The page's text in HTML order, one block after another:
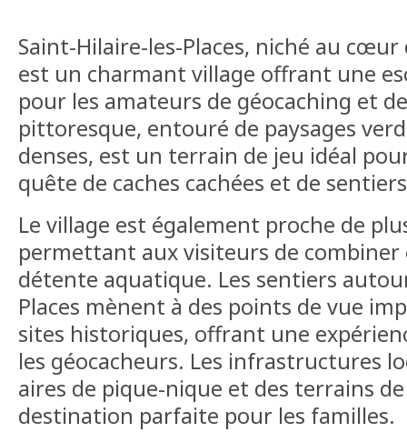
Saint-Hilaire-les-Places, niché au
est un charmant village offrant une
pour les amateurs de géocaching et
pittoresque, entouré de paysages
denses, est un terrain de jeu idéal
quête de caches cachées et de
Le village est également proche de
permettant aux visiteurs de
détente aquatique. Les sentiers
Places mènent à des points de vue
sites historiques, offrant une
les géocacheurs. Les infrastructures
aires de pique-nique et des terrains
destination parfaite pour les familles.